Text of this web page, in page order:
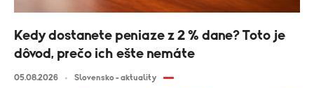
Kedy dostanete peniaze z 2 % dane? Toto je
dôvod, prečo ich ešte nemáte
05.08.2026 Slovensko - aktuality